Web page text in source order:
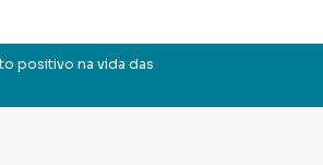
positivo na vida das